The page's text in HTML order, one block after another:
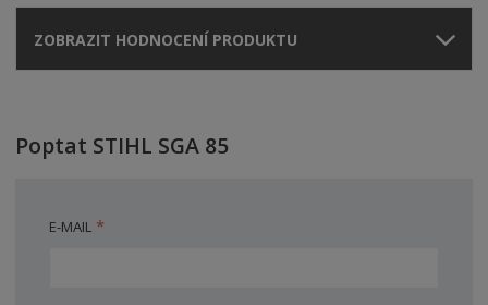
ZOBRAZIT HODNOCENÍ PRODUKTU
Poptat STIHL SGA 85
E-MAIL *